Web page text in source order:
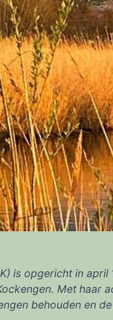
is opgericht in
Met haar
behouden en